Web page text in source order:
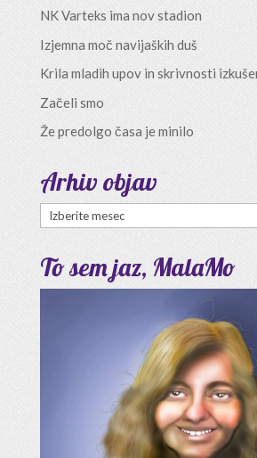
NK Varteks ima nov stadion
Izjemna moč navijaških duš
Krila mladih upov in skrivnosti
Začeli smo
Že predolgo časa je minilo
Arhiv objav
Arhiv
To sem jaz, MalaMo